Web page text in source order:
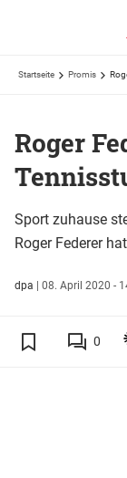
Startseite Promis
Roger
Sport zuhause
Roger Federer
dpa | 08. April 2020 -
0